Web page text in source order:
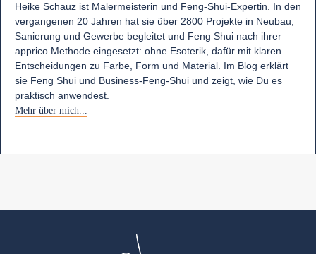
Heike Schauz ist Malermeisterin und Feng-Shui-Expertin. In den
vergangenen 20 Jahren hat sie über 2800 Projekte in Neubau,
Sanierung und Gewerbe begleitet und Feng Shui nach ihrer
apprico Methode eingesetzt: ohne Esoterik, dafür mit klaren
Entscheidungen zu Farbe, Form und Material. Im Blog erklärt
sie Feng Shui und Business-Feng-Shui und zeigt, wie Du es
praktisch anwendest.
Mehr über mich...